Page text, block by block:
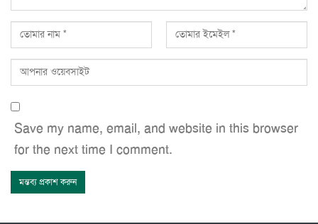
Save my name, email, and website in this browser
for the next time I comment.